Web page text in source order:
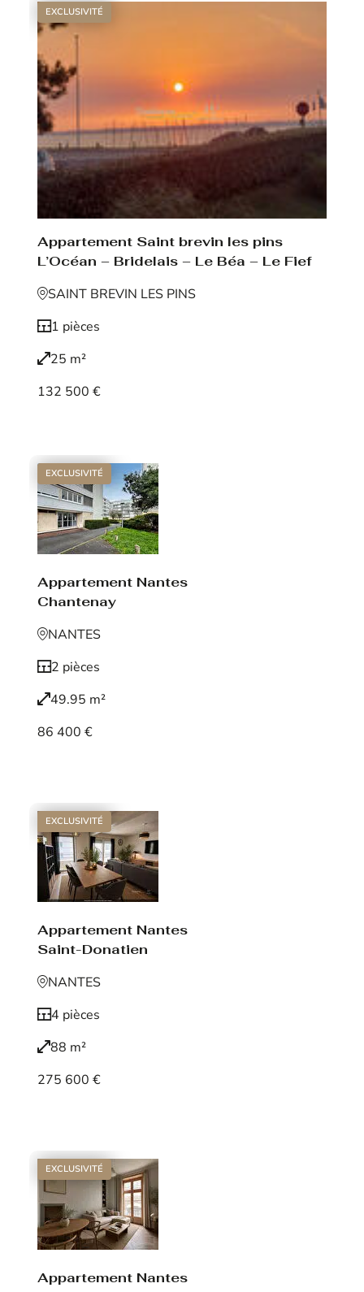
EXCLUSIVITÉ
Appartement Saint brevin les pins
L’Océan – Bridelais – Le Béa – Le Fief
SAINT BREVIN LES PINS
1 pièces
25 m²
132 500 €
EXCLUSIVITÉ
Appartement Nantes
Chantenay
NANTES
2 pièces
49.95 m²
86 400 €
EXCLUSIVITÉ
Appartement Nantes
Saint-Donatien
NANTES
4 pièces
88 m²
275 600 €
EXCLUSIVITÉ
Appartement Nantes